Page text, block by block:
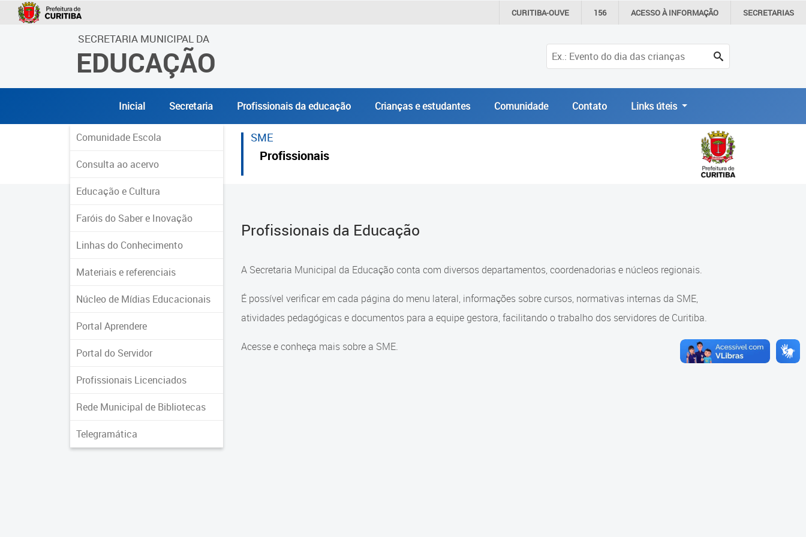
CURITIBA-OUVE 156 ACESSO ÀINFORMAÇÃO SECRETARIAS
SECRETARIA MUNICIPAL DA
EDUCAÇÃO
Inicial Secretaria Profissionais da educação Crianças e estudantes Comunidade Contato Links úteis
Comunidade Escola
Consulta ao acervo
Educação e Cultura
Faróis do Saber e Inovação
Linhas do Conhecimento
Materiais e referenciais
Núcleo de Mídias Educacionais
Portal Aprendere
Portal do Servidor
Profissionais Licenciados
Rede Municipal de Bibliotecas
Telegramática
SME
Profissionais
Profissionais da Educação
A Secretaria Municipal da Educação conta com diversos departamentos, coordenadorias e núcleos regionais.
É possível verificar em cada página do menu lateral, informações sobre cursos, normativas internas da SME,
atividades pedagógicas e documentos para a equipe gestora, facilitando o trabalho dos servidores de Curitiba.
Acesse e conheça mais sobre a SME.